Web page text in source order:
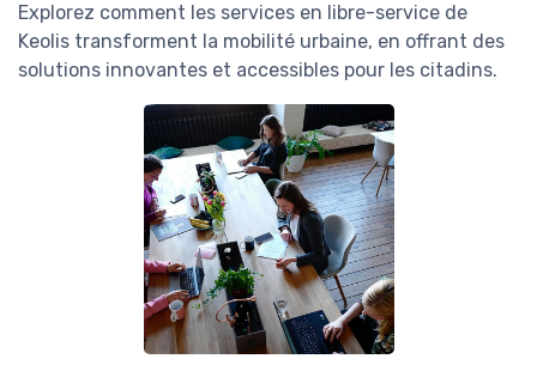
Explorez comment les services en libre-service de
Keolis transforment la mobilité urbaine, en offrant des
solutions innovantes et accessibles pour les citadins.